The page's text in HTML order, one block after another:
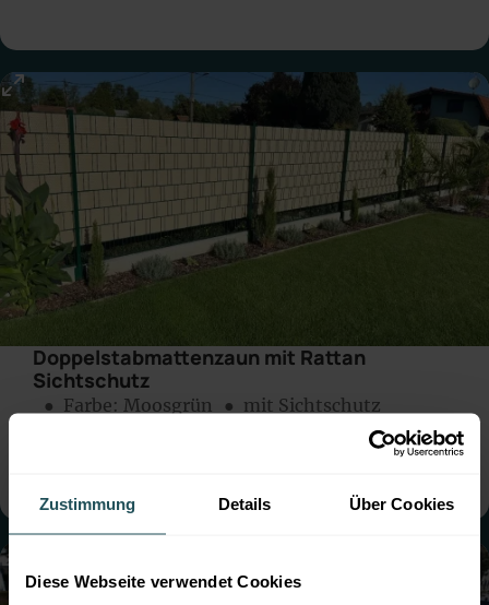
Zustimmung Details Über Cookies
Diese Webseite verwendet Cookies
Doppelstabmattenzaun mit Rattan
Sichtschutz
● Farbe: Moosgrün
● mit Sichtschutz
● Steher: Standard